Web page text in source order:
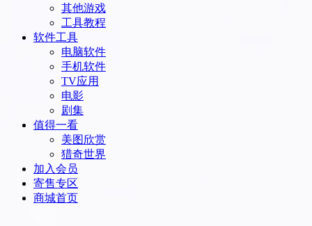
其他游戏
工具教程
软件工具
电脑软件
手机软件
TV应用
电影
剧集
值得一看
美图欣赏
猎奇世界
加入会员
寄售专区
商城首页